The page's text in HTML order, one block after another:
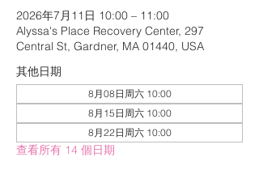
2026年7月11日 10:00 – 11:00
Alyssa's Place Recovery Center, 297
Central St, Gardner, MA 01440, USA
其他日期
8月08日周六 10:00
8月15日周六 10:00
8月22日周六 10:00
查看所有 14 個日期